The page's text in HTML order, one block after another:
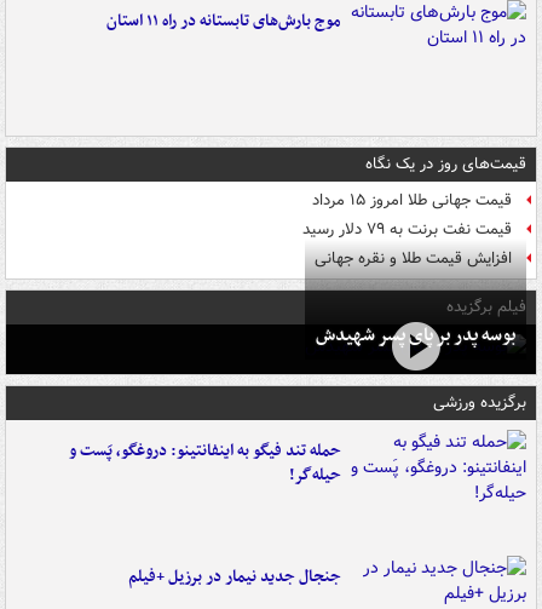
موج بارش‌های تابستانه در راه ۱۱ استان
قیمت‌های روز در یک نگاه
قیمت جهانی طلا امروز ۱۵ مرداد
قیمت نفت برنت به ۷۹ دلار رسید
افزایش قیمت طلا و نقره جهانی
فیلم برگزیده
بوسه‌ پدر بر پای پسر شهیدش
برگزیده ورزشی
حمله تند فیگو به اینفانتینو: دروغگو، پَست‌ و
حیله‌گر!
جنجال جدید نیمار در برزیل +فیلم